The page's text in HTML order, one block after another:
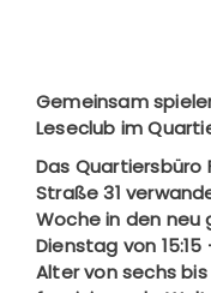
Gemeinsam
Leseclub im
Das Quartiersbüro
Straße 31
Woche in den neu
Dienstag von 15:15
Alter von sechs bis